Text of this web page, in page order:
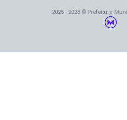
2025 - 2028 © Prefeitura